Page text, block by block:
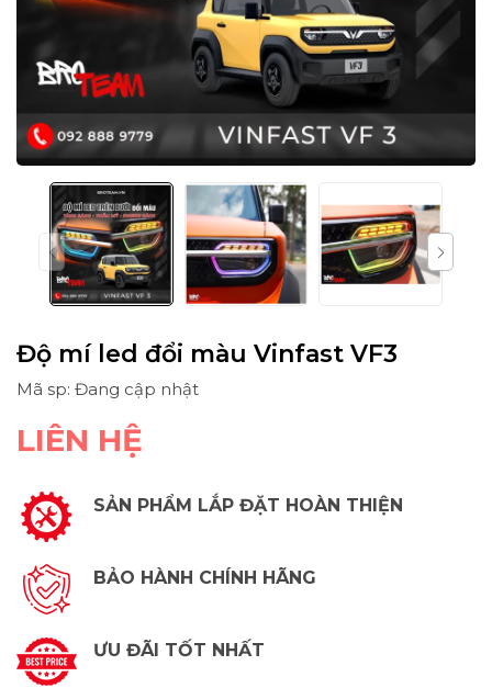
Độ mí led đổi màu Vinfast VF3
Mã sp: Đang cập nhật
LIÊN HỆ
SẢN PHẨM LẮP ĐẶT HOÀN THIỆN
BẢO HÀNH CHÍNH HÃNG
ƯU ĐÃI TỐT NHẤT